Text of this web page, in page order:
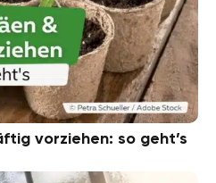
vorziehen: so geht’s